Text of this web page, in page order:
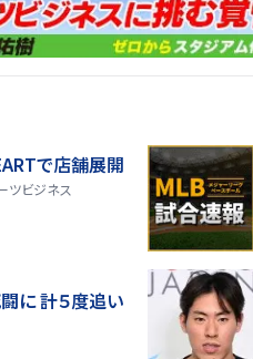
で店舗展開
ツビジネス
に 計５度追い